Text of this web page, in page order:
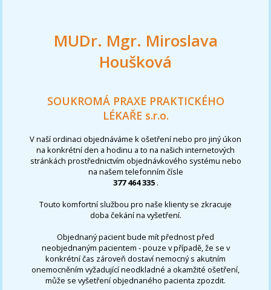
MUDr. Mgr. Miroslava
Houšková
SOUKROMÁ PRAXE PRAKTICKÉHO
LÉKAŘE s.r.o.
V naší ordinaci objednáváme k ošetření nebo pro jiný úkon
na konkrétní den a hodinu a to na našich internetových
stránkách prostřednictvím objednávkového systému nebo
na našem telefonním čísle
377 464 335 .
Touto komfortní službou pro naše klienty se zkracuje
doba čekání na vyšetření.
Objednaný pacient bude mít přednost před
neobjednaným pacientem - pouze v případě, že se v
konkrétní čas zároveň dostaví nemocný s akutním
onemocněním vyžadující neodkladné a okamžité ošetření,
může se vyšetření objednaného pacienta zpozdit.